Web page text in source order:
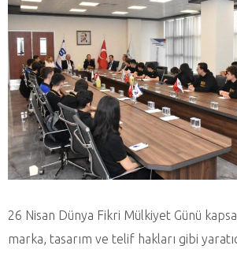
26 Nisan Dünya Fikri Mülkiyet Günü
marka, tasarım ve telif hakları gibi